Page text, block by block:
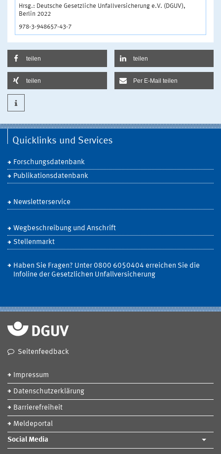
Hrsg.: Deutsche Gesetzliche Unfallversicherung e.V. (DGUV),
Berlin 2022
978-3-948657-43-7
teilen teilen
teilen Per E-Mail teilen
Quicklinks und Services
Forschungsdatenbank
Publikationsdatenbank
Newsletterservice
Wegbeschreibung und Anschrift
Stellenmarkt
Haben Sie Fragen? Unter 0800 6050404 erreichen Sie die
Infoline der Gesetzlichen Unfallversicherung
Seitenfeedback
Impressum
Datenschutzerklärung
Barrierefreiheit
Meldeportal
Social Media